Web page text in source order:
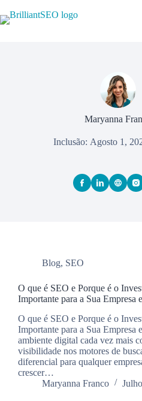
para
o
Maryanna
Inclusão: Agosto 1,
Blog, SEO
O que é SEO e Porque é o
Importante para a Sua Empresa
O que é SEO e Porque é o
Importante para a Sua Empresa
ambiente digital cada vez mais
visibilidade nos motores de
diferencial para qualquer
crescer…
Maryanna Franco